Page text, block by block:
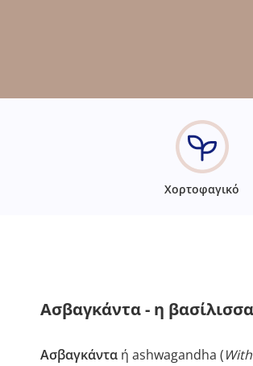
Χορτοφαγικό
Ασβαγκάντα - η
Ασβαγκάντα ή ashwagandha (